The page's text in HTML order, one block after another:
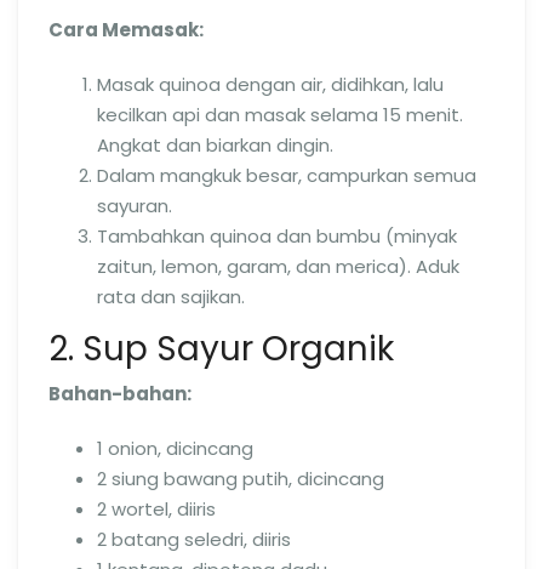
Cara Memasak:
Masak quinoa dengan air, didihkan, lalu
kecilkan api dan masak selama 15 menit.
Angkat dan biarkan dingin.
Dalam mangkuk besar, campurkan semua
sayuran.
Tambahkan quinoa dan bumbu (minyak
zaitun, lemon, garam, dan merica). Aduk
rata dan sajikan.
2. Sup Sayur Organik
Bahan-bahan:
1 onion, dicincang
2 siung bawang putih, dicincang
2 wortel, diiris
2 batang seledri, diiris